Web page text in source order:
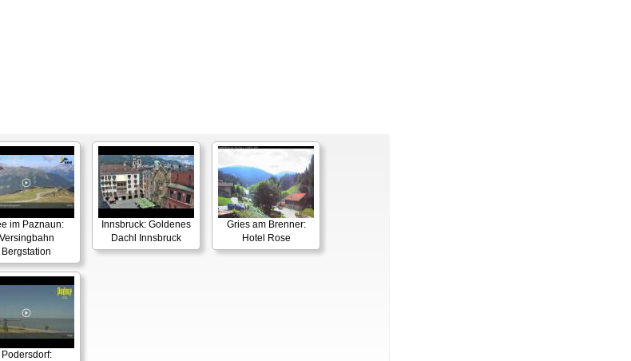
im Paznaun:
Versingbahn
Bergstation
Innsbruck: Goldenes
Dachl Innsbruck
Gries am Brenner:
Hotel Rose
Podersdorf: